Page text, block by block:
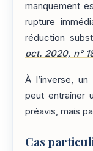
manquement
rupture
réduction
oct. 2020, n°
À l’inverse, un
peut entraîner
préavis, mais
Cas